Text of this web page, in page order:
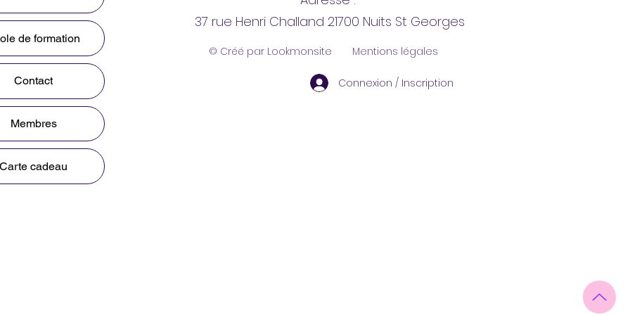
de formation
Contact
Membres
Carte cadeau
37 rue Henri Challand 21700 Nuits St Georges
© Créé par Lookmonsite Mentions légales
Connexion / Inscription